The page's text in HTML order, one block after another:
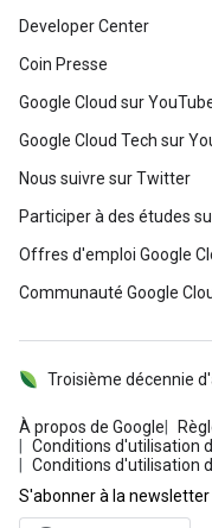
Developer Center
Coin Presse
Google Cloud sur
Google Cloud Tech sur
Nous suivre sur Twitter
Participer à des études
Offres d'emploi Google
Communauté Google
À propos de Google
Conditions d'utilisation
Conditions d'utilisation
Troisième décennie
S'abonner à la newsletter